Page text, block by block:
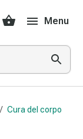
Menu
/ Cura del corpo